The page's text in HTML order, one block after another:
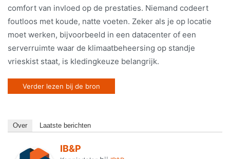
comfort van invloed op de prestaties. Niemand codeert
foutloos met koude, natte voeten. Zeker als je op locatie
moet werken, bijvoorbeeld in een datacenter of een
serverruimte waar de klimaatbeheersing op standje
vrieskist staat, is kledingkeuze belangrijk.
Verder lezen bij de bron
Over Laatste berichten
IB&P